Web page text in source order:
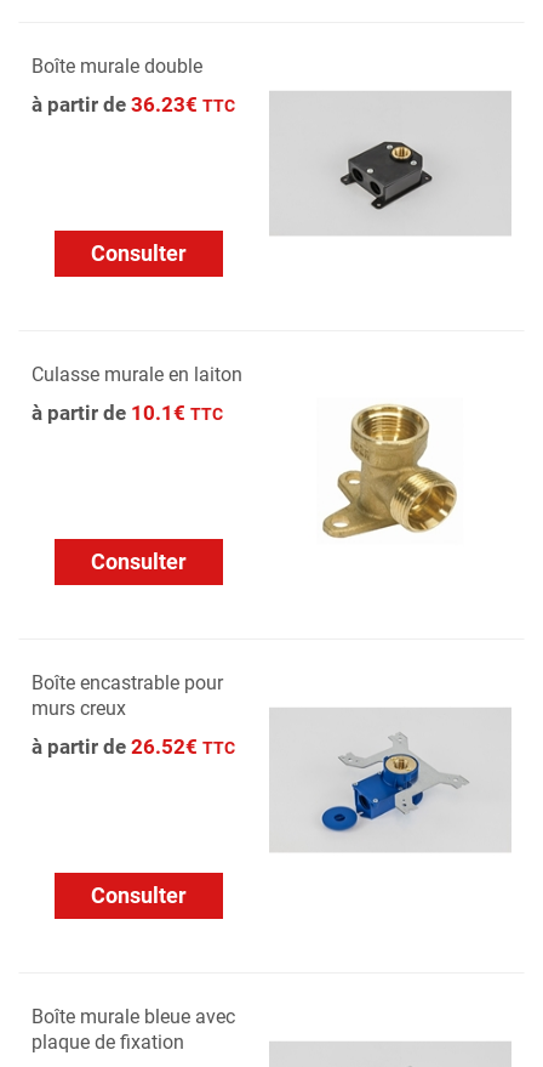
Boîte murale double
à partir de 36.23€ TTC
Consulter
Culasse murale en laiton
à partir de 10.1€ TTC
Consulter
Boîte encastrable pour
murs creux
à partir de 26.52€ TTC
Consulter
Boîte murale bleue avec
plaque de fixation